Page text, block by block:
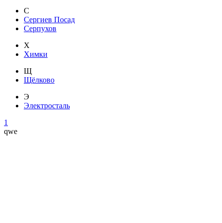
С
Сергиев Посад
Серпухов
Х
Химки
Щ
Щёлково
Э
Электросталь
1
qwe